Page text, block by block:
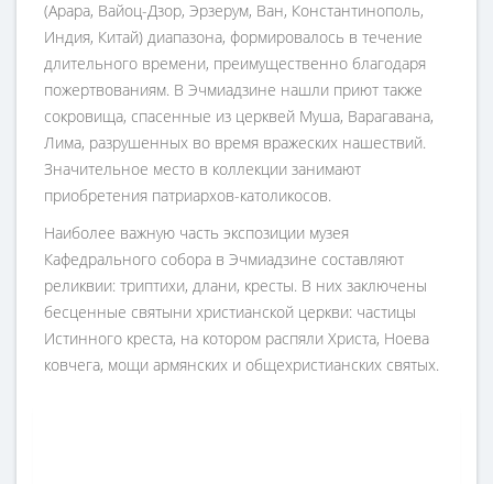
(Арара, Вайоц-Дзор, Эрзерум, Ван, Константинополь,
Индия, Китай) диапазона, формировалось в течение
длительного времени, преимущественно благодаря
пожертвованиям. В Эчмиадзине нашли приют также
сокровища, спасенные из церквей Муша, Варагавана,
Лима, разрушенных во время вражеских нашествий.
Значительное место в коллекции занимают
приобретения патриархов-католикосов.
Наиболее важную часть экспозиции музея
Кафедрального собора в Эчмиадзине составляют
реликвии: триптихи, длани, кресты. В них заключены
бесценные святыни христианской церкви: частицы
Истинного креста, на котором распяли Христа, Ноева
ковчега, мощи армянских и общехристианских святых.